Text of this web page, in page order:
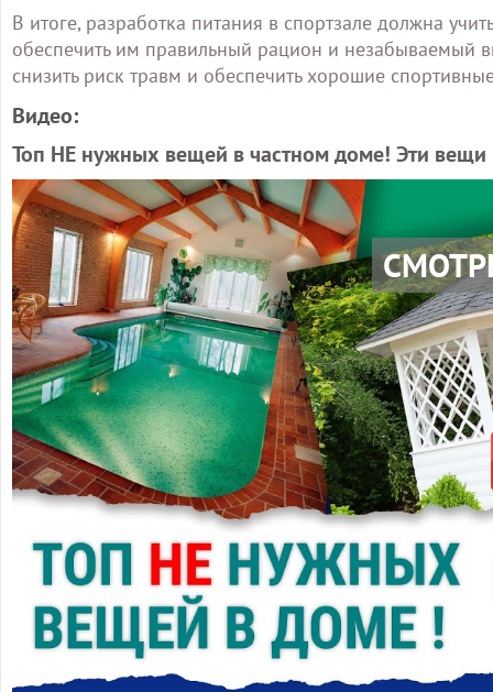
В итоге, разработка питания в спортзале должна
обеспечить им правильный рацион и незабываемый
снизить риск травм и обеспечить хорошие
Видео:
Топ НЕ нужных вещей в частном доме! Эти вещи